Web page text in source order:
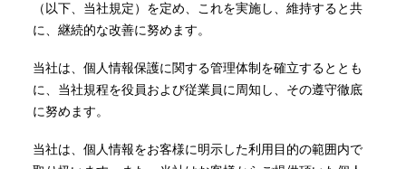
（以下、当社規定）を定め、これを実施し、維持すると共
に、継続的な改善に努めます。
当社は、個人情報保護に関する管理体制を確立するととも
に、当社規程を役員および従業員に周知し、その遵守徹底
に努めます。
当社は、個人情報をお客様に明示した利用目的の範囲内で